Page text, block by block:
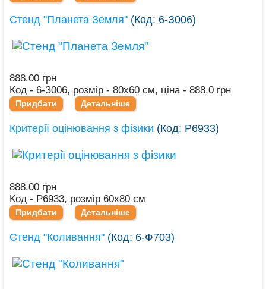
Стенд "Планета Земля" (Код: 6-З006)
888.00 грн
Код - 6-З006, розмір - 80х60 см, ціна - 888,0 грн
Придбати Детальніше
Критерії оцінювання з фізики (Код: Р6933)
888.00 грн
Код - Р6933, розмір 60х80 см
Придбати Детальніше
Стенд "Коливання" (Код: 6-Ф703)